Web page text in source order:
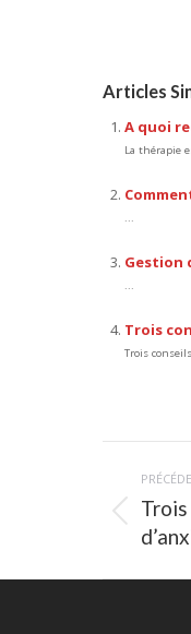
Articles
A quoi
La thérapie
...
Gestion
...
Trois
Trois
article
Article